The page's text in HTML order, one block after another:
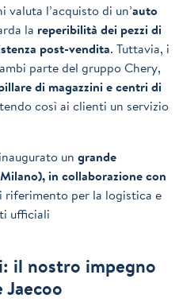
l’acquisto di un’auto
la reperibilità dei pezzi di
post-vendita. Tuttavia, i
parte del gruppo Chery,
di magazzini e centri di
così ai clienti un servizio
un grande
in collaborazione con
riferimento per la logistica e
ufficiali
il nostro impegno